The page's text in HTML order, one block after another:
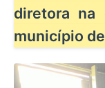
diretora na
município